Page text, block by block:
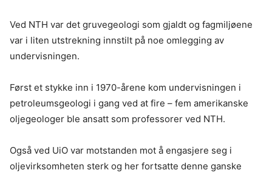
Ved NTH var det gruvegeologi som gjaldt og fagmiljøene
var i liten utstrekning innstilt på noe omlegging av
undervisningen.
Først et stykke inn i 1970-årene kom undervisningen i
petroleumsgeologi i gang ved at fire – fem amerikanske
oljegeologer ble ansatt som professorer ved NTH.
Også ved UiO var motstanden mot å engasjere seg i
oljevirksomheten sterk og her fortsatte denne ganske